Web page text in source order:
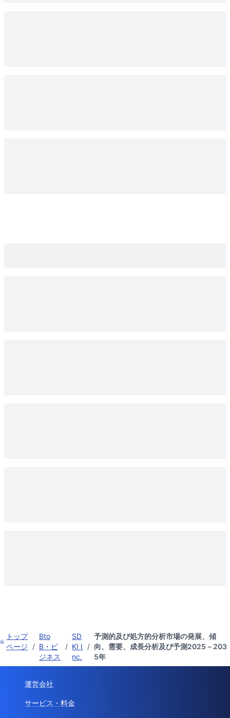
トップ
ページ
/
Bto
B・ビ
ジネス
/
SD
KI I
nc.
/
予測的及び処方的分析市場の発展、傾
向、需要、成長分析及び予測2025－203
5年
運営会社
サービス・料金